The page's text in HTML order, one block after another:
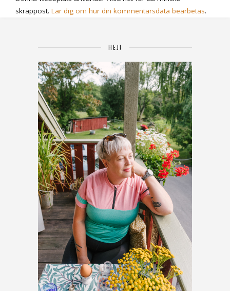
skräppost. Lär dig om hur din kommentarsdata bearbetas.
HEJ!